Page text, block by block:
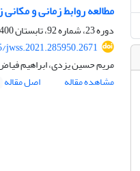
مطالعه روابط زمانی و
دوره 23، شماره 92، تابستان 1400، صفحه
jwss.2021.285950.2671
مریم حسین یزدی، ابراهیم
مشاهده مقاله
اصل مقاله